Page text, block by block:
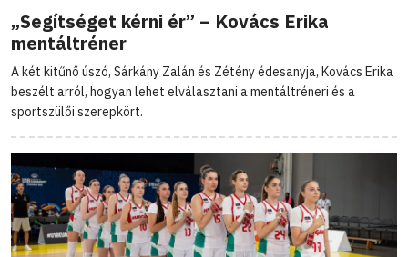
„Segítséget kérni ér” – Kovács Erika
mentáltréner
A két kitűnő úszó, Sárkány Zalán és Zétény édesanyja, Kovács Erika
beszélt arról, hogyan lehet elválasztani a mentáltréneri és a
sportszülői szerepkört.